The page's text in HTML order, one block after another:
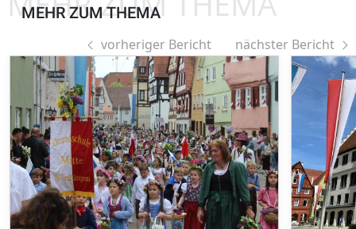
MEHR ZUM THEMA
vorheriger Bericht nächster Bericht